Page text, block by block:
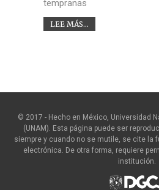
tempranas
LEE MÁS...
© 2017 - Hecho en México, Universidad
(UNAM). Esta página puede ser
siempre y cuando no se mutile, se cite la
electrónica. De otra forma, requiere
institución.